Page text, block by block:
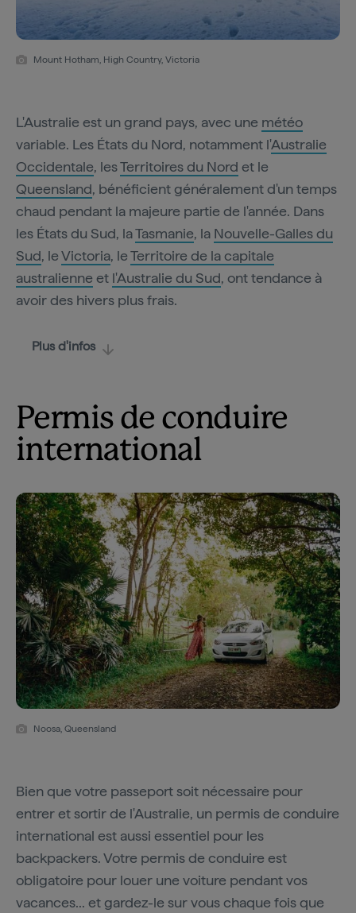
Mount Hotham, High Country, Victoria
L'Australie est un grand pays, avec une météo
variable. Les États du Nord, notamment l'Australie
Occidentale, lesTerritoires du Nord et le
Queensland, bénéficient généralement d'un temps
chaud pendant la majeure partie de l'année. Dans
les États du Sud, laTasmanie, la Nouvelle-Galles du
Sud, leVictoria, leTerritoire de la capitale
australienne et l'Australie du Sud, ont tendance à
avoir des hivers plus frais.
Plus d'infos
Permis de conduire
international
Noosa, Queensland
Bien que votre passeport soit nécessaire pour
entrer et sortir de l'Australie, un permis de conduire
international est aussi essentiel pour les
backpackers. Votre permis de conduire est
obligatoire pour louer une voiture pendant vos
vacances... et gardez-le sur vous chaque fois que